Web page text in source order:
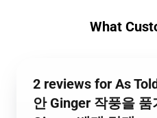
What
2 reviews for As
안 Ginger 작풍을 품